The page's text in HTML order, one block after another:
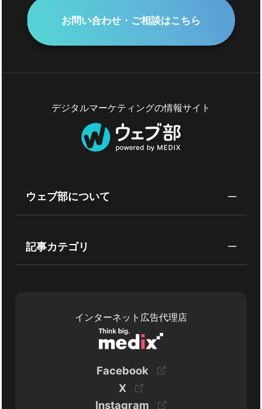
お問い合わせ・ご相談はこちら
デジタルマーケティングの情報サイト
ウェブ部について
記事カテゴリ
インターネット広告代理店
Facebook
X
Instagram